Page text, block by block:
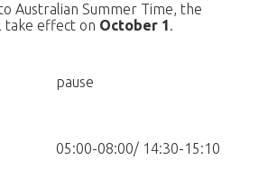
Australian Summer Time, the
take effect on October 1.
pause
05:00-08:00/ 14:30-15:10